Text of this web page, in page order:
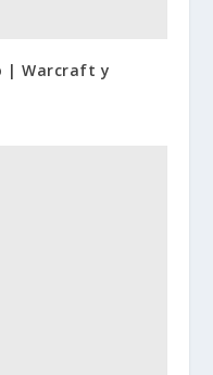
| Warcraft y